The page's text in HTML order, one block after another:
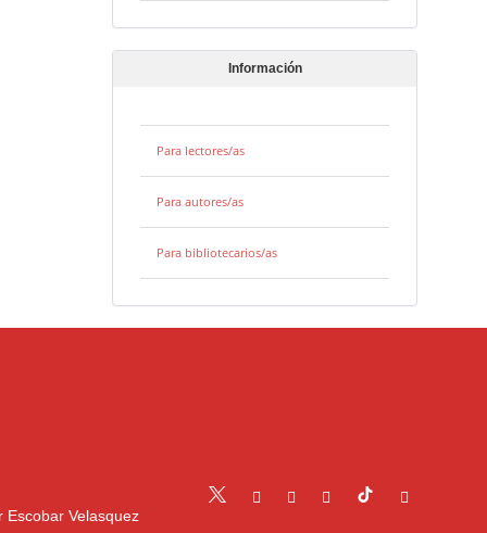
Información
Para lectores/as
Para autores/as
Para bibliotecarios/as
Escobar Velasquez